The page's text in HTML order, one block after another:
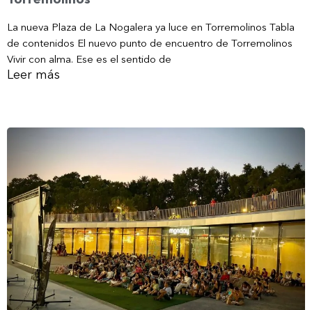
La nueva Plaza de La Nogalera ya luce en Torremolinos Tabla
de contenidos El nuevo punto de encuentro de Torremolinos
Vivir con alma. Ese es el sentido de
Leer más